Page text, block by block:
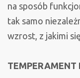
na sposób
tak samo
wzrost, z jakimi
TEMPERAMENT